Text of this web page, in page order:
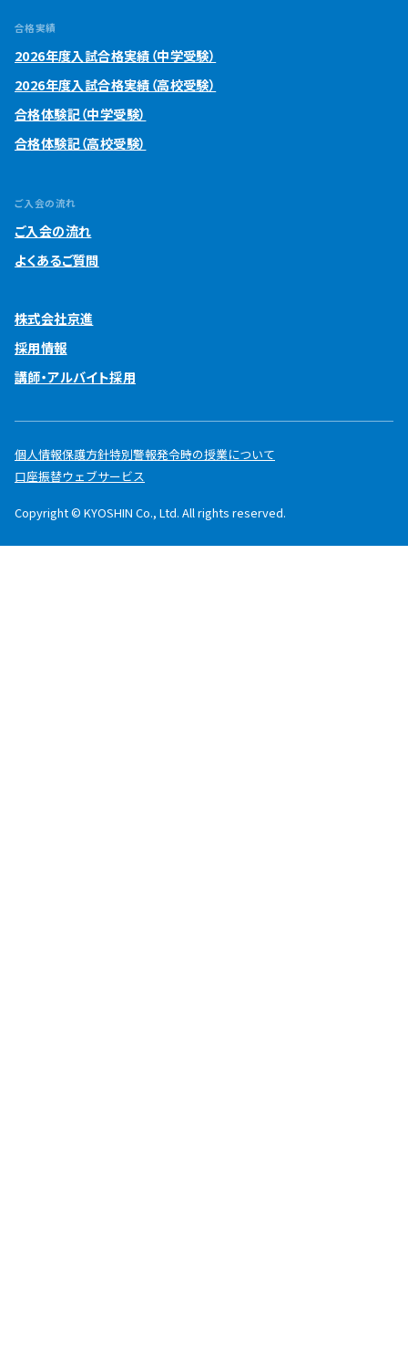
合格実績
2026年度入試合格実績（中学受験）
2026年度入試合格実績（高校受験）
合格体験記（中学受験）
合格体験記（高校受験）
ご入会の流れ
ご入会の流れ
よくあるご質問
株式会社京進
採用情報
講師・アルバイト採用
個人情報保護方針特別警報発令時の授業について
口座振替ウェブサービス
Copyright © KYOSHIN Co., Ltd. All rights reserved.